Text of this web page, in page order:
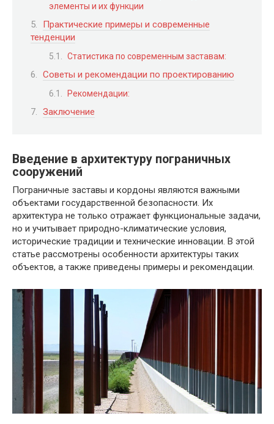
элементы и их функции
Практические примеры и современные
тенденции
Статистика по современным заставам:
Советы и рекомендации по проектированию
Рекомендации:
Заключение
Введение в архитектуру пограничных
сооружений
Пограничные заставы и кордоны являются важными
объектами государственной безопасности. Их
архитектура не только отражает функциональные задачи,
но и учитывает природно-климатические условия,
исторические традиции и технические инновации. В этой
статье рассмотрены особенности архитектуры таких
объектов, а также приведены примеры и рекомендации.